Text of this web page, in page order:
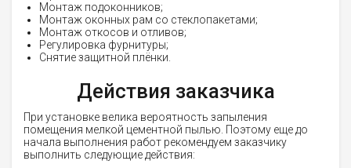
Монтаж подоконников;
Монтаж оконных рам со стеклопакетами;
Монтаж откосов и отливов;
Регулировка фурнитуры;
Снятие защитной плёнки.
Действия заказчика
При установке велика вероятность запыления
помещения мелкой цементной пылью. Поэтому еще до
начала выполнения работ рекомендуем заказчику
выполнить следующие действия: